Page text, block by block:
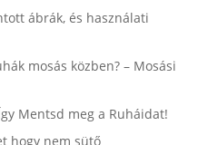
ábrák, és használati
mosás közben? – Mosási
Mentsd meg a Ruháidat!
hogy nem sütő